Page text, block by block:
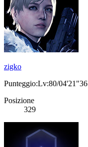
zigko
Punteggio:Lv:80/04'21"36
Posizione
329